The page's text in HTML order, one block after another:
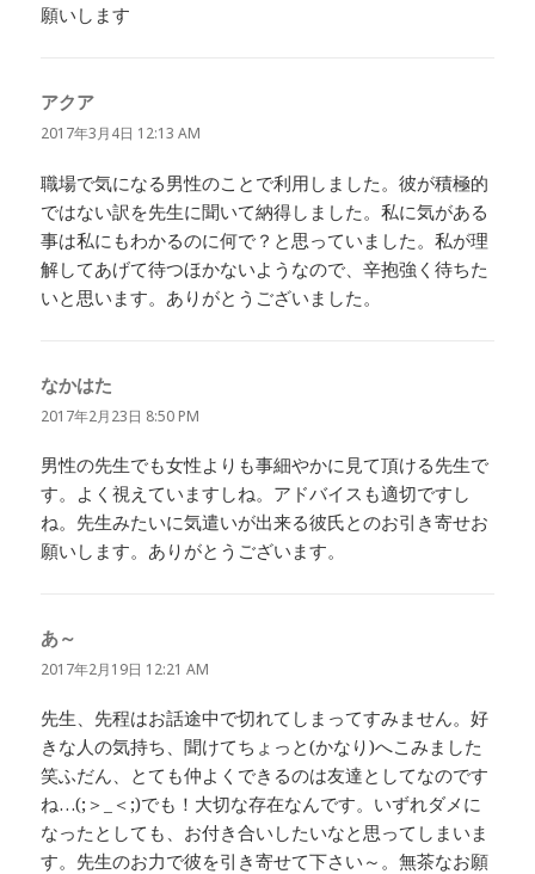
願いします
アクア
り:
2017年3月4日 12:13 AM
職場で気になる男性のことで利用しました。彼が積極的
ではない訳を先生に聞いて納得しました。私に気がある
事は私にもわかるのに何で？と思っていました。私が理
解してあげて待つほかないようなので、辛抱強く待ちた
いと思います。ありがとうございました。
なかはた
り:
2017年2月23日 8:50 PM
男性の先生でも女性よりも事細やかに見て頂ける先生で
す。よく視えていますしね。アドバイスも適切ですし
ね。先生みたいに気遣いが出来る彼氏とのお引き寄せお
願いします。ありがとうございます。
あ～
り:
2017年2月19日 12:21 AM
先生、先程はお話途中で切れてしまってすみません。好
きな人の気持ち、聞けてちょっと(かなり)へこみました
笑ふだん、とても仲よくできるのは友達としてなのです
ね…(;＞_＜;)でも！大切な存在なんです。いずれダメに
なったとしても、お付き合いしたいなと思ってしまいま
す。先生のお力で彼を引き寄せて下さい～。無茶なお願